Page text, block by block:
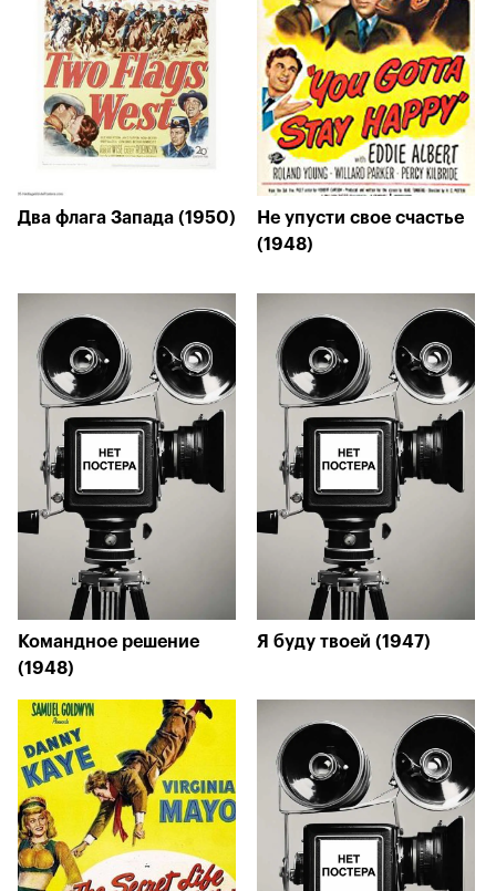
Два флага Запада (1950)
Не упусти свое счастье
(1948)
Командное решение
(1948)
Я буду твоей (1947)